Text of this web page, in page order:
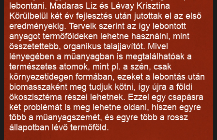
lebontani. Madaras Liz és Lévay Krisztina
Körülbelül két év fejlesztés után jutottak el az első
eredményekig. Terveik szerint az így lebontott
anyagot termőföldeken lehetne használni, mint
összetettebb, organikus talajjavítót. Mivel
lényegében a műanyagban is megtalálhatóak a
természetes atomok, mint pl. a szén, csak
környezetidegen formában, ezeket a lebontás után
biomasszaként meg tudjuk kötni, így újra a földi
ökoszisztéma részei lehetnek. Ezzel egy csapásra
két problémát is meg lehetne oldani, hiszen egyre
több a műanyagszemét, és egyre több a rossz
állapotban lévő termőföld.